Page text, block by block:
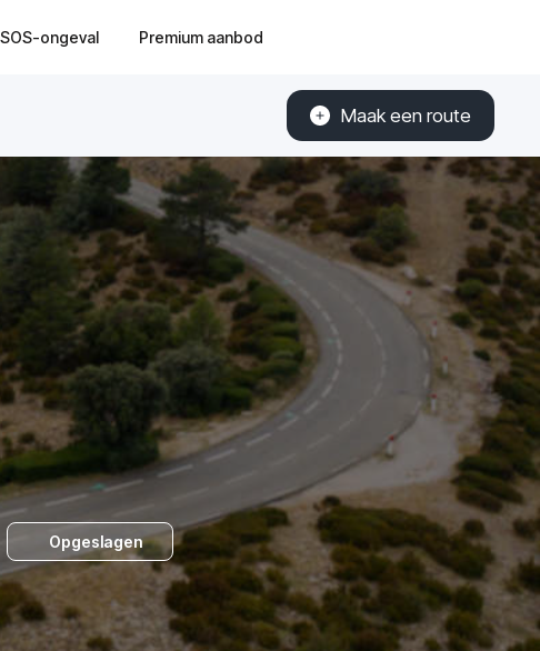
SOS-ongeval Premium aanbod
Maak een route
Opgeslagen